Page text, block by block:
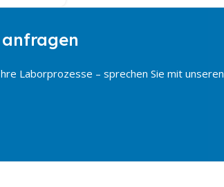
Laborprozesse – sprechen Sie mit unseren